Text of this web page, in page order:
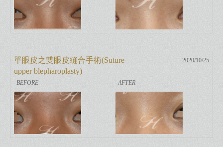
單眼皮之雙眼皮縫合手術(Suture
upper blepharoplasty)
2020/10/25